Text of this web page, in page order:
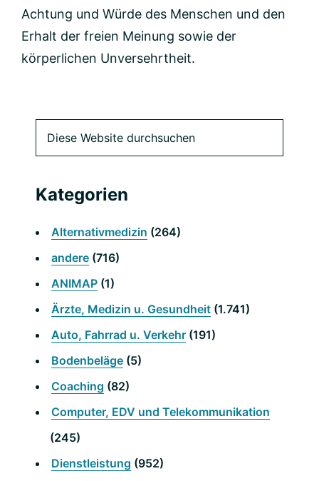
Achtung und Würde des Menschen und den
Erhalt der freien Meinung sowie der
körperlichen Unversehrtheit.
Primäre
Seitenleiste
Website
Kategorien
Alternativmedizin (264)
andere (716)
ANIMAP (1)
Ärzte, Medizin u. Gesundheit (1.741)
Auto, Fahrrad u. Verkehr (191)
Bodenbeläge (5)
Coaching (82)
Computer, EDV und Telekommunikation
(245)
Dienstleistung (952)